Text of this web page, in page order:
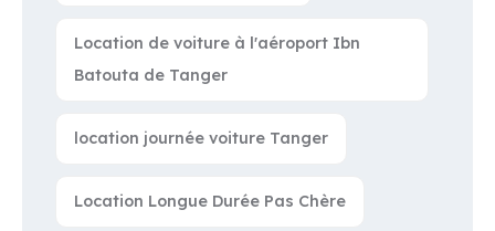
Location de voiture à l'aéroport Ibn
Batouta de Tanger
location journée voiture Tanger
Location Longue Durée Pas Chère